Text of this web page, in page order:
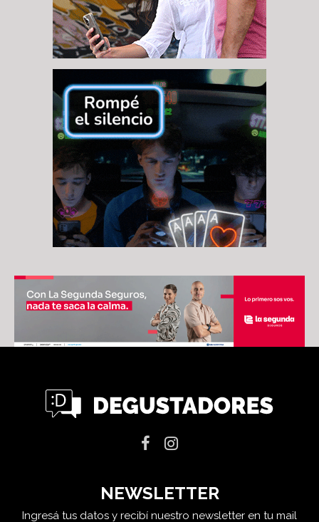
NEWSLETTER
Ingresá tus datos y recibí nuestro newsletter en tu mail